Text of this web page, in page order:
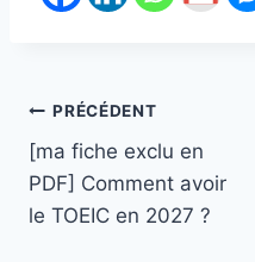
Navigation
de
l’article
PRÉCÉDENT
[ma fiche exclu en
PDF] Comment avoir
le TOEIC en 2027 ?